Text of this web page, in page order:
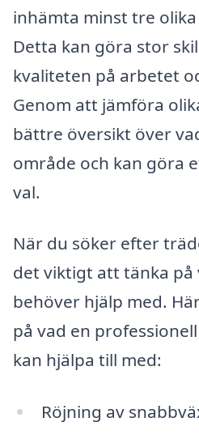
inhämta minst tre
Detta kan göra stor
kvaliteten på arbetet
Genom att jämföra
bättre översikt över
område och kan göra
val.
När du söker efter
det viktigt att tänka på
behöver hjälp med.
på vad en
kan hjälpa till med:
Röjning av